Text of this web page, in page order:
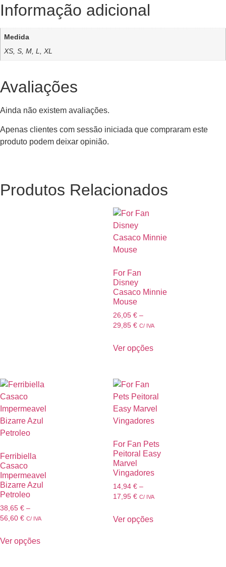
Informação adicional
Medida
XS, S, M, L, XL
Avaliações
Ainda não existem avaliações.
Apenas clientes com sessão iniciada que compraram este
produto podem deixar opinião.
Produtos Relacionados
For Fan
Disney
Casaco Minnie
Mouse
26,05 € –
29,85 € C/ IVA
Ver opções
Ferribiella
Casaco
Impermeavel
Bizarre Azul
Petroleo
38,65 € –
56,60 € C/ IVA
Ver opções
For Fan Pets
Peitoral Easy
Marvel
Vingadores
14,94 € –
17,95 € C/ IVA
Ver opções